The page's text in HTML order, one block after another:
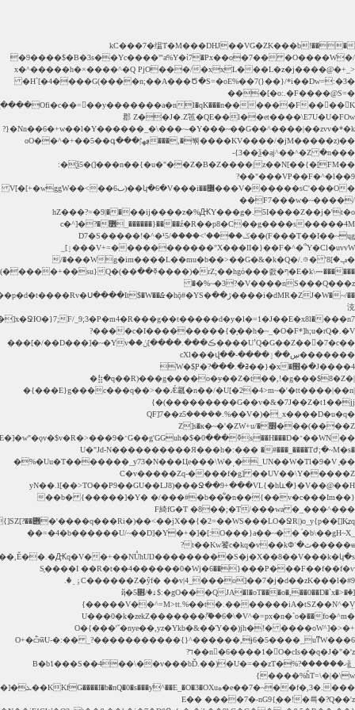
��K��F������l�qK���nC���Om;=��p�5�A�q�r�_��{��S��z�+���]x�h�E�C�$��˂զ����Ofi�c��=�ِ�y�������a�n�&#��
+��NŮhUŊ���������S�j�X��8��V���k�կ�s��X֪�n���3)*�w��b��(+�lju� �xT)�j�YT�V�%��FT�v��,Ě��.�Ԫq�V�״��sZ��p-